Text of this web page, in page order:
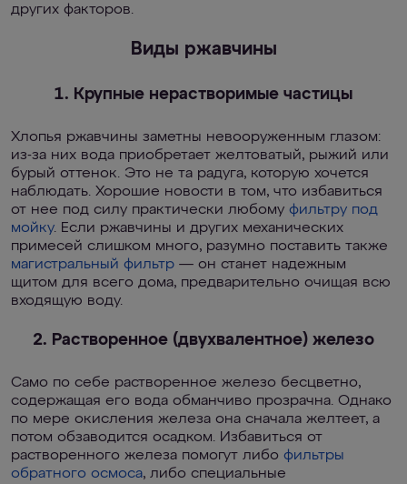
других факторов.
Виды ржавчины
1. Крупные нерастворимые частицы
Хлопья ржавчины заметны невооруженным глазом:
из-за них вода приобретает желтоватый, рыжий или
бурый оттенок. Это не та радуга, которую хочется
наблюдать. Хорошие новости в том, что избавиться
от нее под силу практически любому фильтру под
мойку. Если ржавчины и других механических
примесей слишком много, разумно поставить также
магистральный фильтр — он станет надежным
щитом для всего дома, предварительно очищая всю
входящую воду.
2. Растворенное (двухвалентное) железо
Само по себе растворенное железо бесцветно,
содержащая его вода обманчиво прозрачна. Однако
по мере окисления железа она сначала желтеет, а
потом обзаводится осадком. Избавиться от
растворенного железа помогут либо фильтры
обратного осмоса, либо специальные